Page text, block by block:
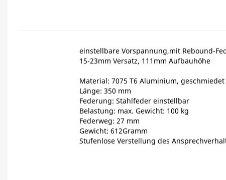
einstellbare Vorspannung,mit Rebound-
15-23mm Versatz, 111mm Aufbauhöhe
Material: 7075 T6 Aluminium, geschmiedet
Länge: 350 mm
Federung: Stahlfeder einstellbar
Belastung: max. Gewicht: 100 kg
Federweg: 27 mm
Gewicht: 612Gramm
Stufenlose Verstellung des